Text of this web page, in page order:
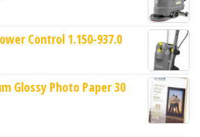
Control 1.150-937.0
Glossy Photo Paper 30